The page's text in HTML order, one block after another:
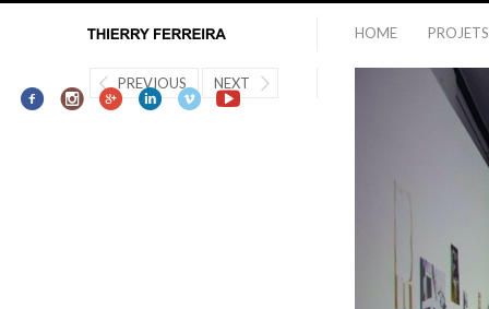
HOME PROJETS
PREVIOUS NEXT